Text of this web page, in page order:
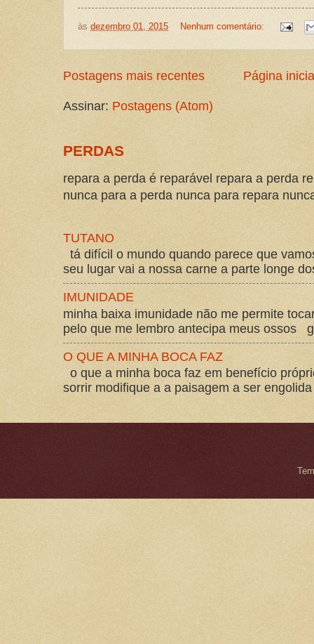
às dezembro 01, 2015 Nenhum comentário:
Postagens mais recentes Página
Assinar: Postagens (Atom)
PERDAS
repara a perda é reparável repara a perda
nunca para a perda nunca para repara
TUTANO
tá difícil o mundo quando parece que
seu lugar vai a nossa carne a parte longe
IMUNIDADE
minha baixa imunidade não me permite
pelo que me lembro antecipa meus ossos
O QUE A MINHA BOCA FAZ
o que a minha boca faz em benefício
sorrir modifique a a paisagem a ser